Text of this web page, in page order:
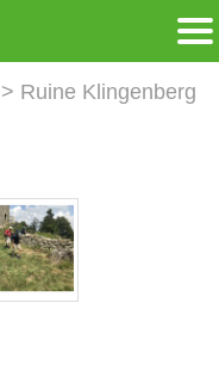
Ruine Klingenberg